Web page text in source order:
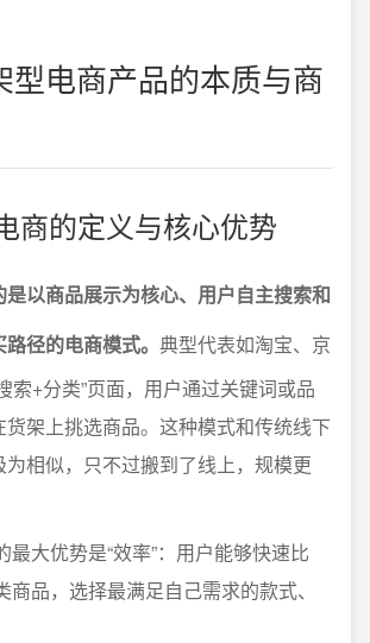
型电商产品的本质与商
商的定义与核心优势
以商品展示为核心、用户自主搜索和
径的电商模式。 典型代表如淘宝、京
索+分类”页面，用户通过关键词或品
货架上挑选商品。这种模式和传统线下
相似，只不过搬到了线上，规模更
最大优势是“效率”：用户能够快速比
商品，选择最满足自己需求的款式、